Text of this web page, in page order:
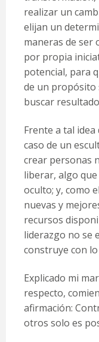
realizar un
elijan un
maneras de ser
por propia
potencial, para
de un propósito
buscar
Frente a tal
caso de un
crear personas
liberar, algo
oculto; y, como
nuevas y
recursos
liderazgo no se
construye con
Explicado mi
respecto,
afirmación:
otros solo es